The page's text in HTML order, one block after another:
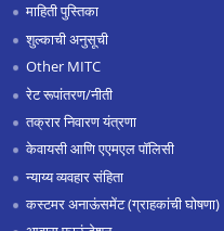
माहिती पुस्तिका
शुल्काची अनुसूची
Other MITC
रेट रूपांतरण/नीती
तक्रार निवारण यंत्रणा
केवायसी आणि एएमएल पॉलिसी
न्याय्य व्यवहार संहिता
कस्टमर अनाऊंसमेंट (ग्राहकांची घोषणा)